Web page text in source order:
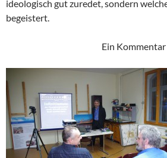
ideologisch gut zuredet, sondern
begeistert.
Ein